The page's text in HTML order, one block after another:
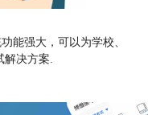
能强大，可以为学校、
决方案.